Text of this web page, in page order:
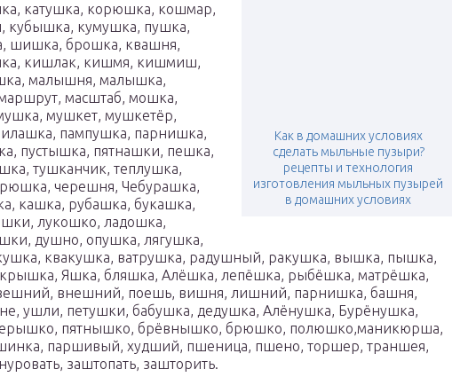
Как в домашних условиях
сделать мыльные пузыри?
рецепты и технология
изготовления мыльных пузырей
в домашних условиях
катушка, корюшка, кошмар,
кумушка, пушка,
шишка, брошка, квашня,
кишлак, кишмя, кишмиш,
малышня, малышка,
масштаб, мошка,
мушкет, мушкетёр,
пампушка, парнишка,
пустышка, пятнашки, пешка,
тушканчик, теплушка,
черешня, Чебурашка,
кашка, рубашка, букашка,
лукошко, ладошка,
душно, опушка, лягушка,
квакушка, ватрушка, радушный, ракушка, вышка, пышка,
Яшка, бляшка, Алёшка, лепёшка, рыбёшка, матрёшка,
внешний, поешь, вишня, лишний, парнишка, башня,
ушли, петушки, бабушка, дедушка, Алёнушка, Бурёнушка,
пятнышко, брёвнышко, брюшко, полюшко,маникюрша,
паршивый, худший, пшеница, пшено, торшер, траншея,
заштопать, зашторить.